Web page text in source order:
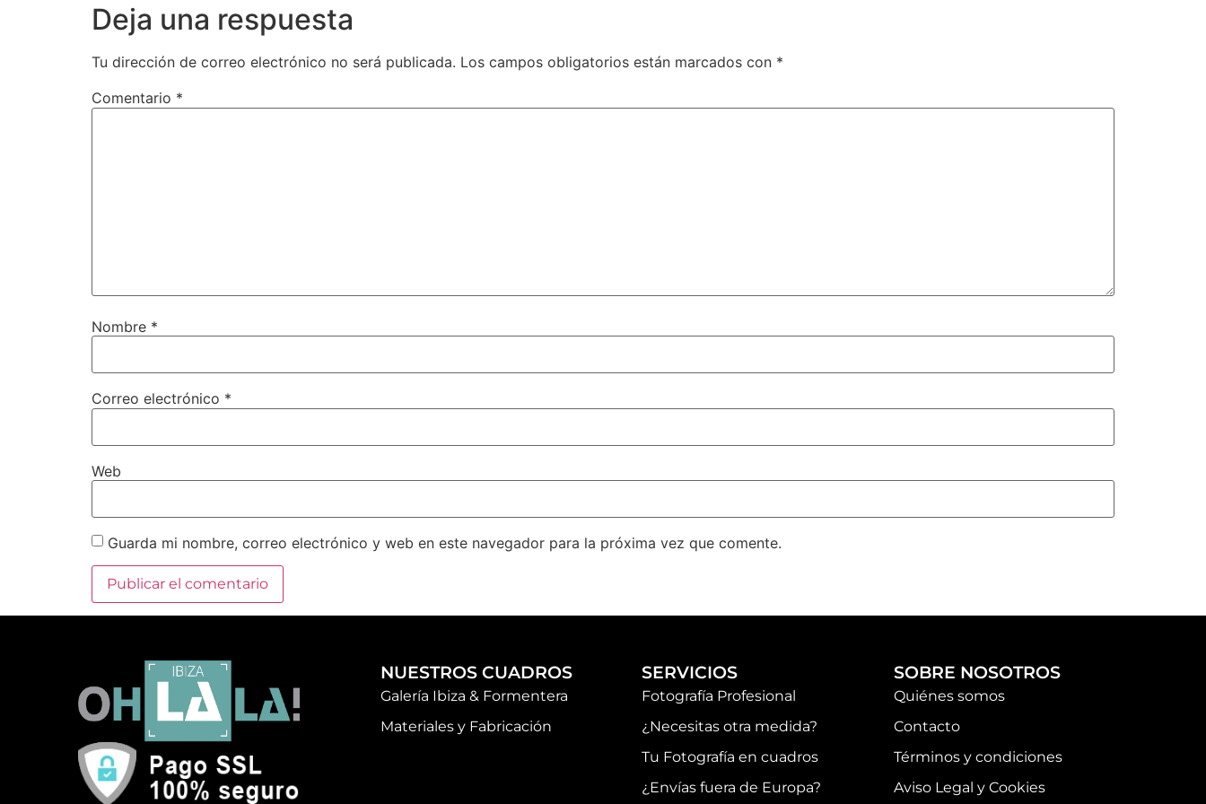
Deja una respuesta
Tu dirección de correo electrónico no será publicada. Los campos obligatorios están marcados con *
Comentario *
Nombre *
Correo electrónico *
Web
Guarda mi nombre, correo electrónico y web en este navegador para la próxima vez que comente.
NUESTROS CUADROS
Galería Ibiza & Formentera
Materiales y Fabricación
SERVICIOS
Fotografía Profesional
¿Necesitas otra medida?
Tu Fotografía en cuadros
¿Envías fuera de Europa?
SOBRE NOSOTROS
Quiénes somos
Contacto
Términos y condiciones
Aviso Legal y Cookies